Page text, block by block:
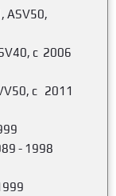
ASV50,
c 2006
c 2011
- 1998